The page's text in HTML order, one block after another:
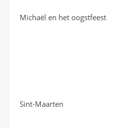
Michaël en het oogstfeest
Sint-Maarten